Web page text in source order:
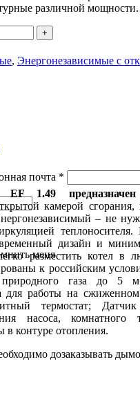
почта *
меня
различной мощности.
, Энергонезависимые с
1.49
камерой сгорания,
– не
дизайн и
разместить котел в
к российским
газа до 5
для работы на
термостат;
насоса, комнатного
в контуре отопления.
дозаказывать